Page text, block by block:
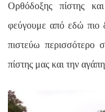
Ορθόδοξης πίστης
φεύγουμε από εδώ πιο
πιστεύω περισσότερο
πίστης μας και την